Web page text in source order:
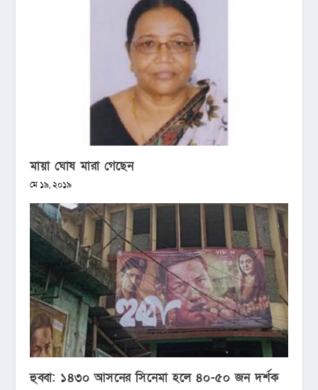
মায়া ঘোষ মারা গেছেন
মে ১৯, ২০১৯
হুব্বা: ১৪৩০ আসনের সিনেমা হলে ৪০-৫০ জন দর্শক